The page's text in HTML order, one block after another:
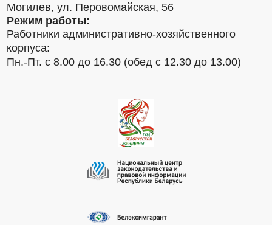
Могилев, ул. Перовомайская, 56
Режим работы:
Работники административно-хозяйственного
корпуса:
Пн.-Пт. с 8.00 до 16.30 (обед с 12.30 до 13.00)